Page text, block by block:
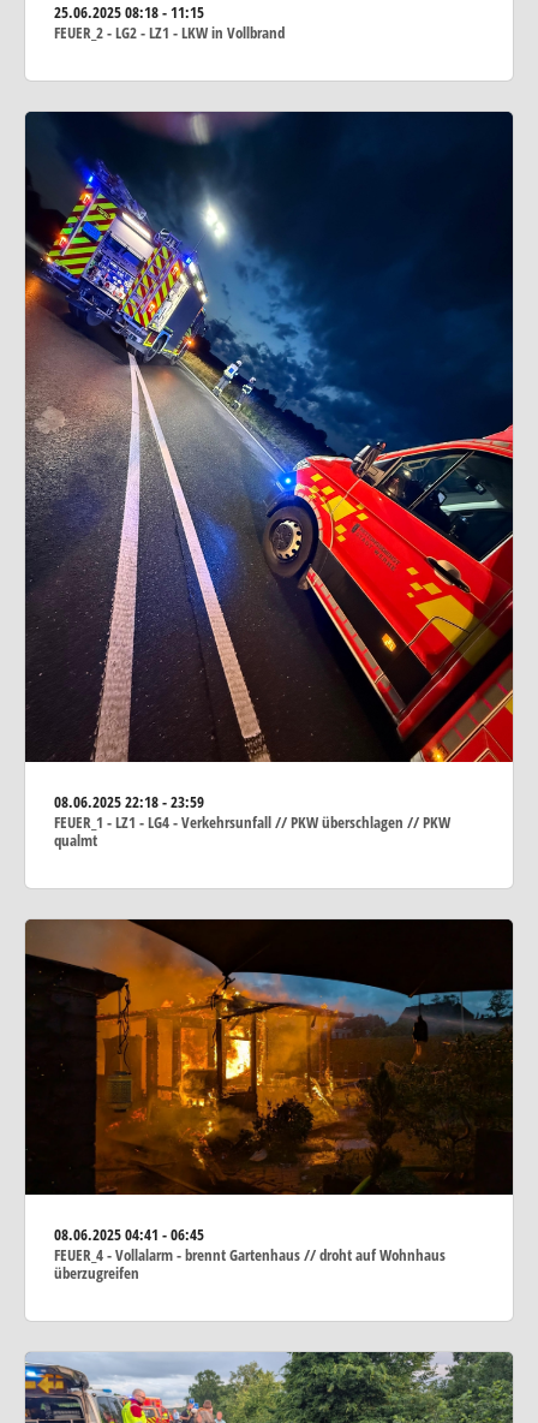
25.06.202508:18 - 11:15
FEUER_2 - LG2 - LZ1 - LKW in Vollbrand
08.06.202522:18 - 23:59
FEUER_1 - LZ1 - LG4 - Verkehrsunfall // PKW überschlagen // PKW
qualmt
08.06.202504:41 - 06:45
FEUER_4 - Vollalarm - brennt Gartenhaus // droht auf Wohnhaus
überzugreifen